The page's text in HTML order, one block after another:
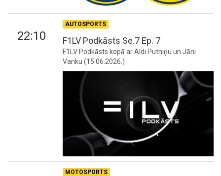
22:10
AUTOSPORTS
F1LV Podkāsts Se.7 Ep. 7
F1LV Podkāsts kopā ar Aldi Putniņu un Jāni
Vanku (15.06.2026.)
MOTOSPORTS